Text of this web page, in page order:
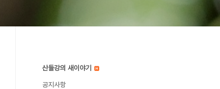
산들강의 새이야기
공지사항